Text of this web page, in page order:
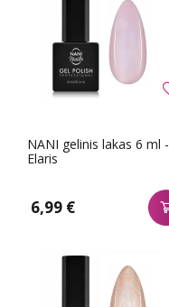
NANI gelinis lakas 6 ml -
Elaris
6,99 €